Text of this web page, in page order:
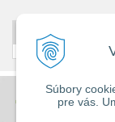
Súbory
pre vás.
DETAILNÝ POPIS
© 2026 Stavebniny -